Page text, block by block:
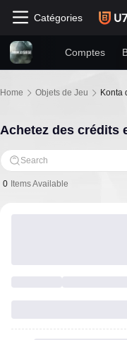
Catégories
Comptes
Home Objets de Jeu Konta
Achetez des crédits
Search
0 Items Available